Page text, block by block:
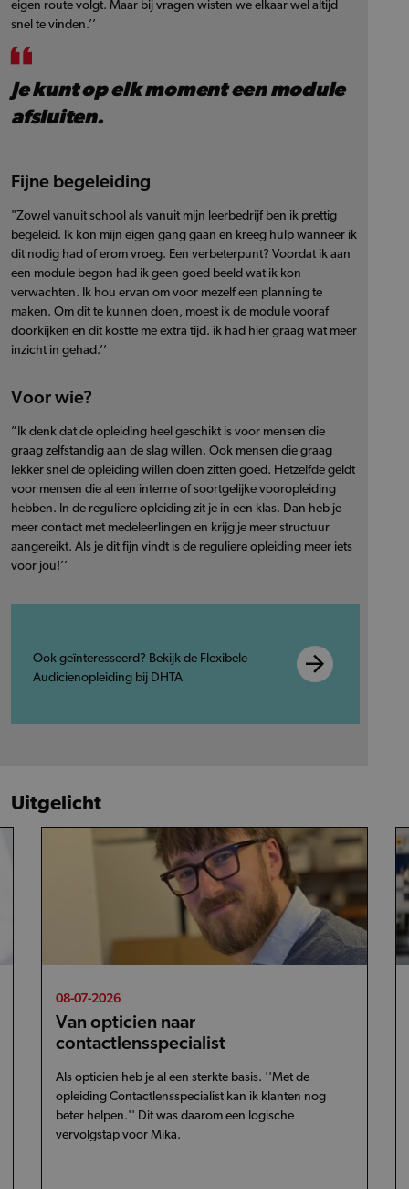
eigen route volgt. Maar bij vragen wisten we elkaar wel altijd
snel te vinden.’’
Je kunt op elk moment een module
afsluiten.
Fijne begeleiding
"Zowel vanuit school als vanuit mijn leerbedrijf ben ik prettig
begeleid. Ik kon mijn eigen gang gaan en kreeg hulp wanneer ik
dit nodig had of erom vroeg. Een verbeterpunt? Voordat ik aan
een module begon had ik geen goed beeld wat ik kon
verwachten. Ik hou ervan om voor mezelf een planning te
maken. Om dit te kunnen doen, moest ik de module vooraf
doorkijken en dit kostte me extra tijd. ik had hier graag wat meer
inzicht in gehad.’’
Voor wie?
”Ik denk dat de opleiding heel geschikt is voor mensen die
graag zelfstandig aan de slag willen. Ook mensen die graag
lekker snel de opleiding willen doen zitten goed. Hetzelfde geldt
voor mensen die al een interne of soortgelijke vooropleiding
hebben. In de reguliere opleiding zit je in een klas. Dan heb je
meer contact met medeleerlingen en krijg je meer structuur
aangereikt. Als je dit fijn vindt is de reguliere opleiding meer iets
voor jou!’’
Ook geïnteresseerd? Bekijk de Flexibele
Audicienopleiding bij DHTA
Uitgelicht
08-07-2026
Van opticien naar
contactlensspecialist
Als opticien heb je al een sterkte basis. ''Met de
opleiding Contactlensspecialist kan ik klanten nog
beter helpen.'' Dit was daarom een logische
vervolgstap voor Mika.